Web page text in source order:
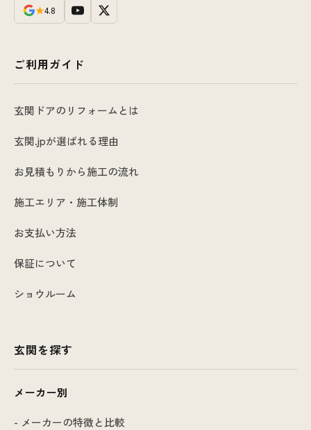
★4.8
ご利用ガイド
玄関ドアのリフォームとは
玄関.jpが選ばれる理由
お見積もりから施工の流れ
施工エリア・施工体制
お支払い方法
保証について
ショウルーム
玄関を探す
メーカー別
- メーカーの特徴と比較